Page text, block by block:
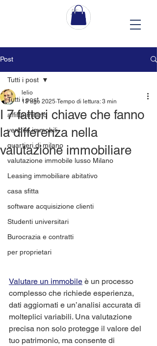
Post
Tutti i post
affitto milano
vendita immobili
quartieri di milano
valutazione immobile lusso Milano
Leasing immobiliare abitativo
casa sfitta
software acquisizione clienti
Studenti universitari
Burocrazia e contratti
per proprietari
Tutti i post
I 7 fattori chiave che fanno
la differenza nella
valutazione immobiliare
lelio
13 ago 2025 Tempo di lettura: 3 min
Valutare un immobile è un processo
complesso che richiede esperienza,
dati aggiornati e un’analisi accurata di
molteplici variabili. Una valutazione
precisa non solo protegge il valore del
tuo patrimonio, ma consente di